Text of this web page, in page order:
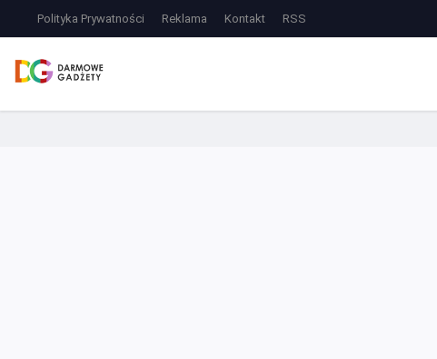
Polityka Prywatności Reklama Kontakt RSS